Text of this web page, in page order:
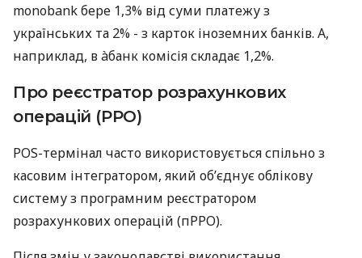
monobank бере 1,3% від суми платежу з
українських та 2% - з карток іноземних банків. А,
наприклад, в àбанк комісія складає 1,2%.
Про реєстратор розрахункових
операцій (РРО)
POS-термінал часто використовується спільно з
касовим інтегратором, який об’єднує облікову
систему з програмним реєстратором
розрахункових операцій (пРРО).